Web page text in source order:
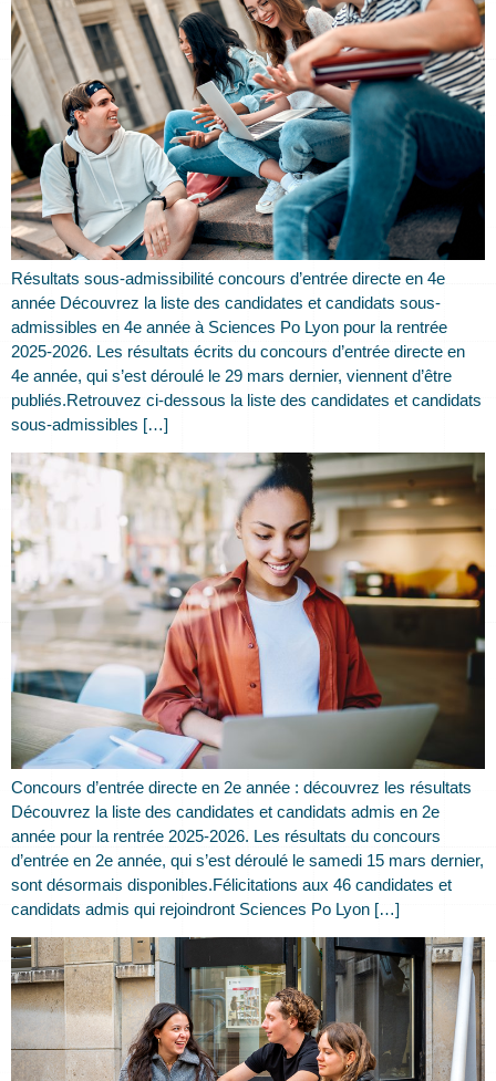
Résultats sous-admissibilité concours d’entrée directe en 4e
année Découvrez la liste des candidates et candidats sous-
admissibles en 4e année à Sciences Po Lyon pour la rentrée
2025-2026. Les résultats écrits du concours d’entrée directe en
4e année, qui s’est déroulé le 29 mars dernier, viennent d’être
publiés.Retrouvez ci-dessous la liste des candidates et candidats
sous-admissibles […]
Concours d’entrée directe en 2e année : découvrez les résultats
Découvrez la liste des candidates et candidats admis en 2e
année pour la rentrée 2025-2026. Les résultats du concours
d’entrée en 2e année, qui s’est déroulé le samedi 15 mars dernier,
sont désormais disponibles.Félicitations aux 46 candidates et
candidats admis qui rejoindront Sciences Po Lyon […]